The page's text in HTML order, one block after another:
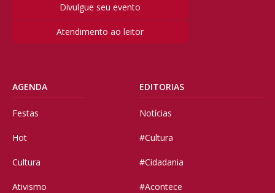
Divulgue seu evento
Atendimento ao leitor
AGENDA
Festas
Hot
Cultura
Ativismo
EDITORIAS
Notícias
#Cultura
#Cidadania
#Acontece